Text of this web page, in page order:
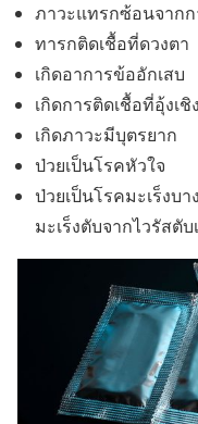
ภาวะแทรกซ้อนจาก
ทารกติดเชื้อที่ดวงตา
เกิดอาการข้ออักเสบ
เกิดการติดเชื้อที่อุ้งเ
เกิดภาวะมีบุตรยาก
ป่วยเป็นโรคหัวใจ
ป่วยเป็นโรคมะเร็งบ
มะเร็งตับจากไวรัสตั